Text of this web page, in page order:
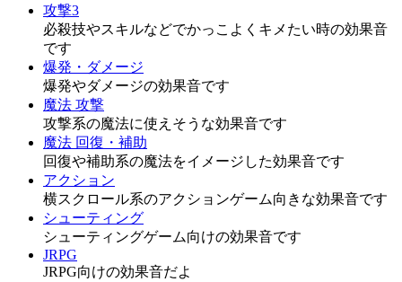
攻撃3
必殺技やスキルなどでかっこよくキメたい時の効果音
です
爆発・ダメージ
爆発やダメージの効果音です
魔法 攻撃
攻撃系の魔法に使えそうな効果音です
魔法 回復・補助
回復や補助系の魔法をイメージした効果音です
アクション
横スクロール系のアクションゲーム向きな効果音です
シューティング
シューティングゲーム向けの効果音です
JRPG
JRPG向けの効果音だよ